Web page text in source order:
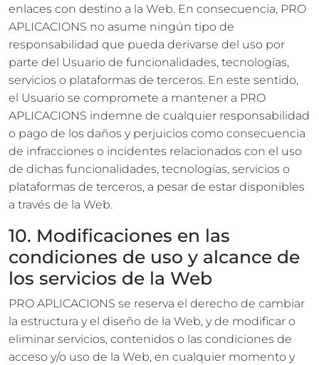
enlaces con destino a la Web. En consecuencia, PRO
APLICACIONS no asume ningún tipo de
responsabilidad que pueda derivarse del uso por
parte del Usuario de funcionalidades, tecnologías,
servicios o plataformas de terceros. En este sentido,
el Usuario se compromete a mantener a PRO
APLICACIONS indemne de cualquier responsabilidad
o pago de los daños y perjuicios como consecuencia
de infracciones o incidentes relacionados con el uso
de dichas funcionalidades, tecnologías, servicios o
plataformas de terceros, a pesar de estar disponibles
a través de la Web.
10. Modificaciones en las
condiciones de uso y alcance de
los servicios de la Web
PRO APLICACIONS se reserva el derecho de cambiar
la estructura y el diseño de la Web, y de modificar o
eliminar servicios, contenidos o las condiciones de
acceso y/o uso de la Web, en cualquier momento y